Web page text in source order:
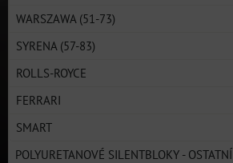
WARSZAWA (51-73)
SYRENA (57-83)
ROLLS-ROYCE
FERRARI
SMART
POLYURETANOVÉ SILENTBLOKY - OSTATNÍ